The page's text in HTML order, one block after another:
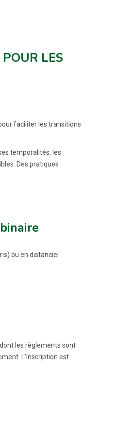
LES
faciliter les transitions
temporalités, les
Des pratiques
ou en distanciel
les règlements sont
L'inscription est